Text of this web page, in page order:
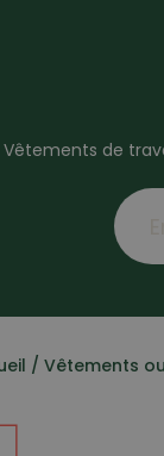
Vêtements de
/ Vêtements